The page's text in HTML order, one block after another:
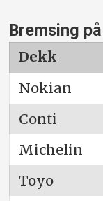
Bremsing
Dekk
Nokian
Conti
Michelin
Toyo